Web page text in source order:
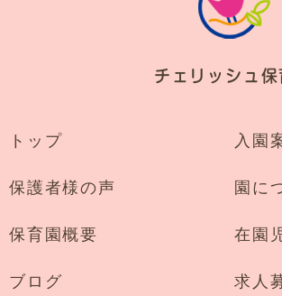
チェリッシュ保
トップ 入園
保護者様の声 園に
保育園概要 在園
ブログ 求人